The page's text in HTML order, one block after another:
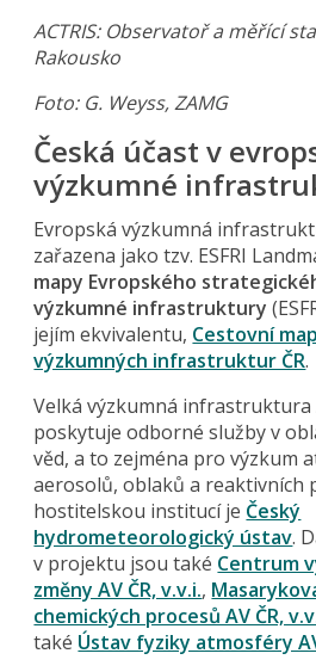
ACTRIS: Observatoř a měřící
Rakousko
Foto: G. Weyss, ZAMG
Česká účast v
výzkumné
Evropská výzkumná
zařazena jako tzv. ESFRI
mapy Evropského
výzkumné infrastruktury
jejím ekvivalentu, Cestovní
výzkumných infrastruktur ČR.
Velká výzkumná infrastruktura
poskytuje odborné služby v
věd, a to zejména pro výzkum
aerosolů, oblaků a reaktivních
hostitelskou institucí je Český
hydrometeorologický ústav.
v projektu jsou také Centrum
změny AV ČR, v.v.i.,
chemických procesů AV ČR,
také Ústav fyziky atmosféry